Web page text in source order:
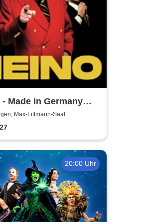
- Made in Germany
Solo Tour 2027
Max-Littmann-Saal
20:00 Uhr